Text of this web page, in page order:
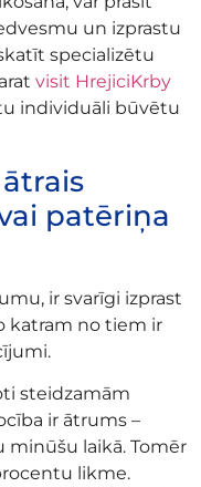
un izprastu
specializētu
visit HrejiciKrby
individuāli būvētu
patēriņa
ir svarīgi izprast
katram no tiem ir
steidzamām
ir ātrums –
minūšu laikā. Tomēr
likme.